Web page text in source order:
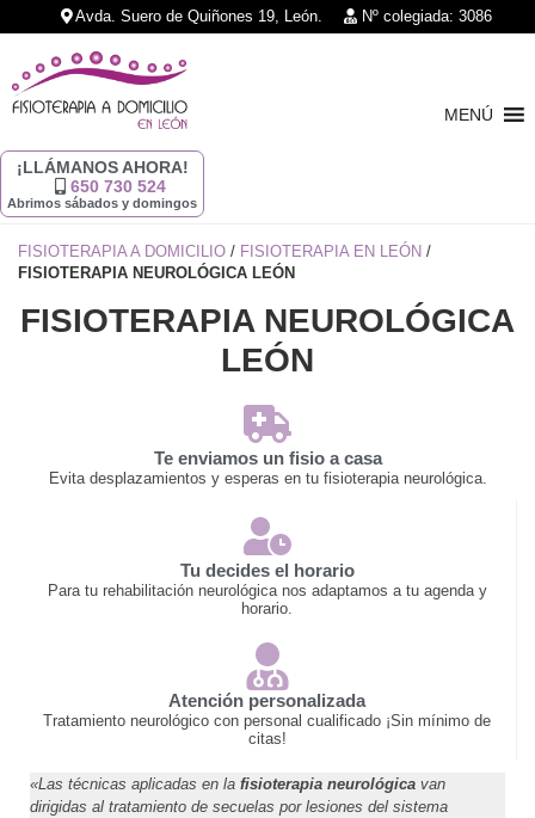
Avda. Suero de Quiñones 19, León. Nº colegiada: 3086
MENÚ
¡LLÁMANOS AHORA!
650 730 524
Abrimos sábados y domingos
FISIOTERAPIA A DOMICILIO / FISIOTERAPIA EN LEÓN /
FISIOTERAPIA NEUROLÓGICA LEÓN
FISIOTERAPIA NEUROLÓGICA
LEÓN
Te enviamos un fisio a casa
Evita desplazamientos y esperas en tu fisioterapia neurológica.
Tu decides el horario
Para tu rehabilitación neurológica nos adaptamos a tu agenda y
horario.
Atención personalizada
Tratamiento neurológico con personal cualificado ¡Sin mínimo de
citas!
«Las técnicas aplicadas en la fisioterapia neurológica van
dirigidas al tratamiento de secuelas por lesiones del sistema